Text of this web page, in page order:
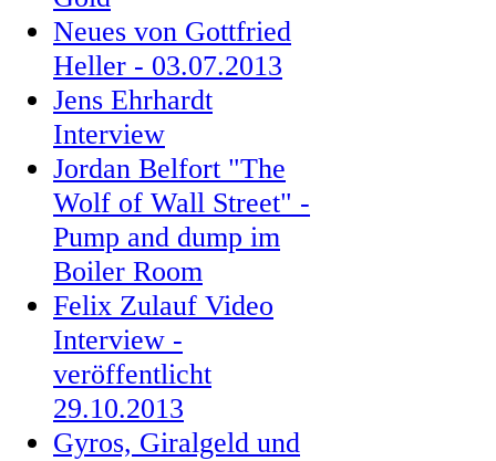
Neues von Gottfried
Heller - 03.07.2013
Jens Ehrhardt
Interview
Jordan Belfort "The
Wolf of Wall Street" -
Pump and dump im
Boiler Room
Felix Zulauf Video
Interview -
veröffentlicht
29.10.2013
Gyros, Giralgeld und